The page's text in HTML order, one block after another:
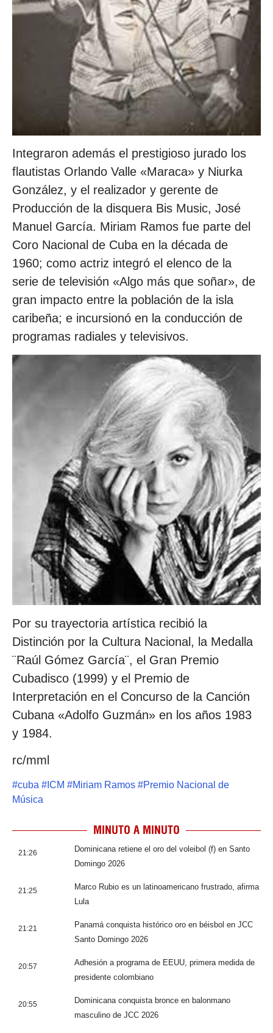
Integraron además el prestigioso jurado los
flautistas Orlando Valle «Maraca» y Niurka
González, y el realizador y gerente de
Producción de la disquera Bis Music, José
Manuel García. Miriam Ramos fue parte del
Coro Nacional de Cuba en la década de
1960; como actriz integró el elenco de la
serie de televisión «Algo más que soñar», de
gran impacto entre la población de la isla
caribeña; e incursionó en la conducción de
programas radiales y televisivos.
Por su trayectoria artística recibió la
Distinción por la Cultura Nacional, la Medalla
¨Raúl Gómez García¨, el Gran Premio
Cubadisco (1999) y el Premio de
Interpretación en el Concurso de la Canción
Cubana «Adolfo Guzmán» en los años 1983
y 1984.
rc/mml
#cuba # ICM #Miriam Ramos #Premio Nacional de
Música
MINUTO A MINUTO
21:26
Dominicana retiene el oro del voleibol (f) en Santo
Domingo 2026
21:25
Marco Rubio es un latinoamericano frustrado, afirma
Lula
21:21
Panamá conquista histórico oro en béisbol en JCC
Santo Domingo 2026
20:57
Adhesión a programa de EEUU, primera medida de
presidente colombiano
20:55
Dominicana conquista bronce en balonmano
masculino de JCC 2026